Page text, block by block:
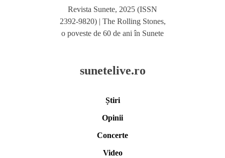
Revista Sunete, 2025 (ISSN
2392-9820) | The Rolling Stones,
o poveste de 60 de ani în Sunete
sunetelive.ro
Știri
Opinii
Concerte
Video